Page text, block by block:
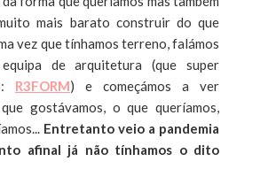
mais barato construir do que
vez que tínhamos terreno, falámos
de arquitetura (que super
R3FORM) e começámos a ver
gostávamos, o que queríamos,
Entretanto veio a pandemia
afinal já não tínhamos o dito